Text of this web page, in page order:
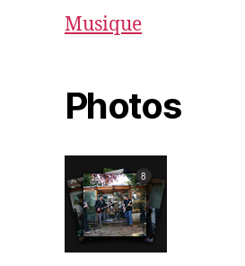
Musique
Photos